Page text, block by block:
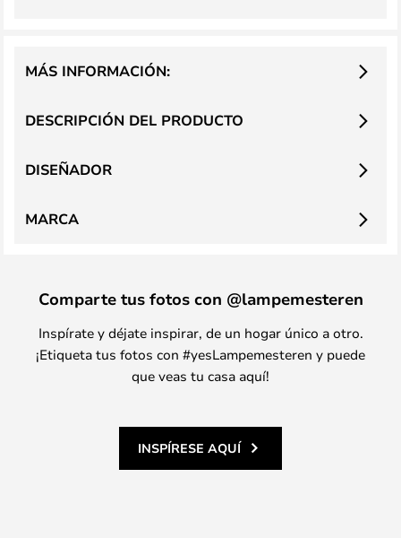
DESCRIPCIÓN DEL PRODUCTO
MÁS INFORMACIÓN:
DISEÑADOR
MARCA
Comparte tus fotos con @lampemesteren
Inspírate y déjate inspirar, de un hogar único a otro.
¡Etiqueta tus fotos con #yesLampemesteren y puede
que veas tu casa aquí!
INSPÍRESE AQUÍ